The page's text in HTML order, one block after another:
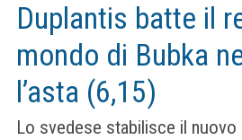
Duplantis batte il
mondo di Bubka
l’asta (6,15)
Lo svedese stabilisce il nuovo